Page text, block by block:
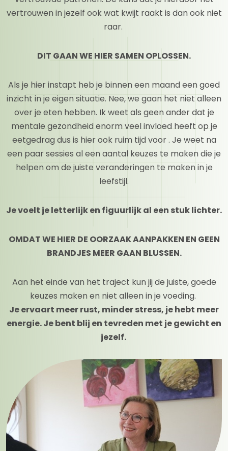
vertrouwen in jezelf ook wat kwijt raakt is dan ook niet
raar.
DIT GAAN WE HIER SAMEN OPLOSSEN.
Als je hier instapt heb je binnen een maand een goed
inzicht in je eigen situatie. Nee, we gaan het niet alleen
over je eten hebben. Ik weet als geen ander dat je
mentale gezondheid enorm veel invloed heeft op je
eetgedrag dus is hier ook ruim tijd voor . Je weet na
een paar sessies al een aantal keuzes te maken die je
helpen om de juiste veranderingen te maken in je
leefstijl.
Je voelt je letterlijk en figuurlijk al een stuk lichter.
OMDAT WE HIER DE OORZAAK AANPAKKEN EN GEEN
BRANDJES MEER GAAN BLUSSEN.
Aan het einde van het traject kun jij de juiste, goede
keuzes maken en niet alleen in je voeding.
Je ervaart meer rust, minder stress, je hebt meer
energie. Je bent blij en tevreden met je gewicht en
jezelf.